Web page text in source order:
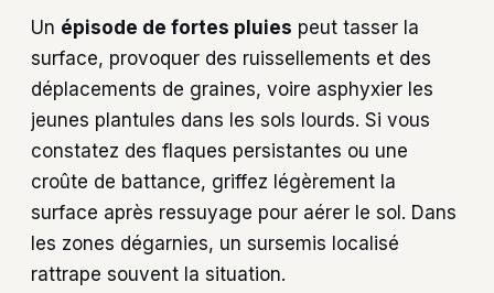
Un épisode de fortes pluies peut tasser la
surface, provoquer des ruissellements et des
déplacements de graines, voire asphyxier les
jeunes plantules dans les sols lourds. Si vous
constatez des flaques persistantes ou une
croûte de battance, griffez légèrement la
surface après ressuyage pour aérer le sol. Dans
les zones dégarnies, un sursemis localisé
rattrape souvent la situation.